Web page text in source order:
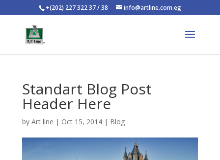
+(202) 227 322 37 / 38 info@artline.com.eg
Standart Blog Post
Header Here
by Art line | Oct 15, 2014| Blog